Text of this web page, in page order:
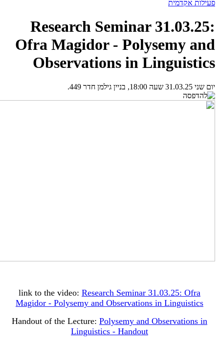
פעילות אקדמית
Research Seminar 31.03.25:
Ofra Magidor - Polysemy and
Observations in Linguistics
יום שני 31.03.25 שעה 18:00, בניין גילמן חדר 449.
link to the video: Research Seminar 31.03.25: Ofra
Magidor - Polysemy and Observations in Linguistics
Handout of the Lecture: Polysemy and Observations in
Linguistics - Handout